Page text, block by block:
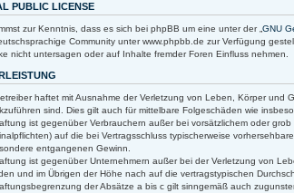
PUBLIC LICENSE
zur Kenntnis, dass es sich bei phpBB um eine unter der „ GNU
Community unter www.phpbb.de zur Verfügung
nicht untersagen oder auf Inhalte fremder Foren Einfluss nehmen.
haftet mit Ausnahme der Verletzung von Leben, Körper und
sind. Dies gilt auch für mittelbare Folgeschäden wie
ist gegenüber Verbrauchern außer bei vorsätzlichem oder
auf die bei Vertragsschluss typischerweise
entgangenen Gewinn.
ist gegenüber Unternehmern außer bei der Verletzung von
und im Übrigen der Höhe nach auf die vertragstypischen
der Absätze a bis c gilt sinngemäß auch